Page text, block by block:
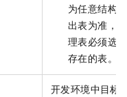
为任意结构
出表为准，
理表必须选
存在的表。
开发环境中目标